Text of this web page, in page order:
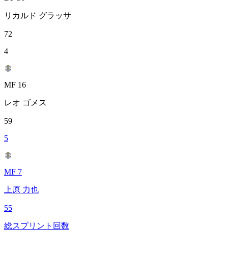
リカルド グラッサ
72
4
MF 16
レオ ゴメス
59
5
MF 7
上原 力也
55
総スプリント回数